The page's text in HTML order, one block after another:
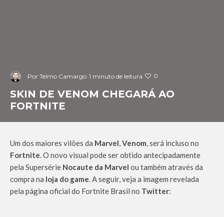
Por Telmo Camargo 1 minuto de leitura 0
SKIN DE VENOM CHEGARÁ AO
FORTNITE
Um dos maiores vilões da Marvel,Venom, será incluso no
Fortnite. O novo visual pode ser obtido antecipadamente
pela Supersérie Nocaute da Marvel ou também através da
compra na loja do game. A seguir, veja a imagem revelada
pela página oficial do Fortnite Brasil no Twitter: